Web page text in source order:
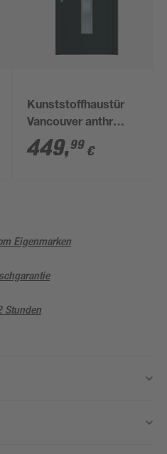
Kunststoffhaustür
Vancouver anthr
1000x2100mm DIN L
449,99 €
Eigenmarken
Stunden